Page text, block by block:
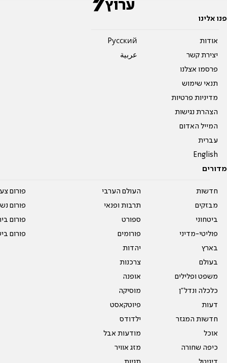
פנו אלינו
אודות
יצירת קשר
פרסמו אצלנו
תנאי שימוש
מדיניות פרטיות
הצהרת נגישות
המייל האדום
עברית
English
Pусский
عربية
מדורים
חדשות
מבזקים
ביטחוני
פוליטי-מדיני
בארץ
בעולם
משפט ופלילים
כלכלה ונדל"ן
דעות
חדשות המגזר
אוכל
כיפה שחורה
העולם הערבי
תרבות ופנאי
ספורט
פורומים
יהדות
צרכנות
אופנה
מוסיקה
פיוטקאסט
ילדודס
מודעות אבל
מזג אוויר
פורום
פורום
פורום
פורום